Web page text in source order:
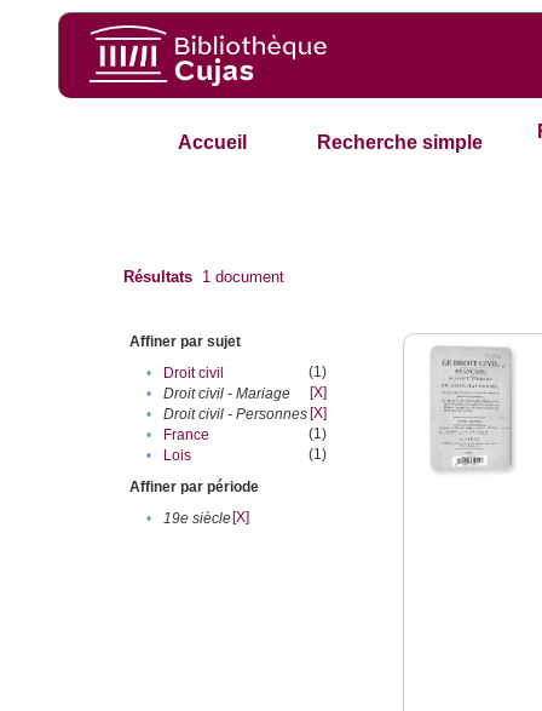
Accueil Recherche simple
Résultats 1 document
Affiner par sujet
•
Droit civil
(1)
•
Droit civil - Mariage
[X]
•
Droit civil - Personnes [X]
•
France
(1)
•
Lois
(1)
Affiner par période
•
19e siècle[X]